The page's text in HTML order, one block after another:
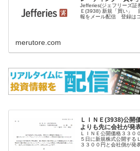
Jefferies(ジェフリーズ証
Ｅ(3938) 新規「買い」
報をメール配信 登録は
merutore.com
ＬＩＮＥ(3938)公開
よりも先に会社が発
ＬＩＮＥ公開価格３３０
５日に新規株式公開する
３３００円と会社側が発